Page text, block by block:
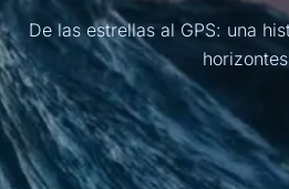
De las estrellas al GPS: una